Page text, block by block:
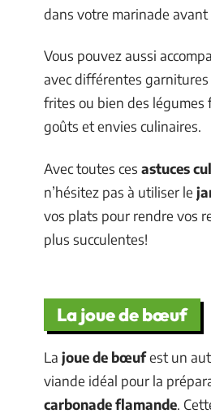
dans votre marinade
Vous pouvez aussi
avec différentes
frites ou bien des légumes
goûts et envies culinaires.
Avec toutes ces astuces
n’hésitez pas à utiliser le
vos plats pour rendre vos
plus succulentes!
La joue de bœuf
La joue de bœufest un
viande idéal pour la
carbonade flamande.